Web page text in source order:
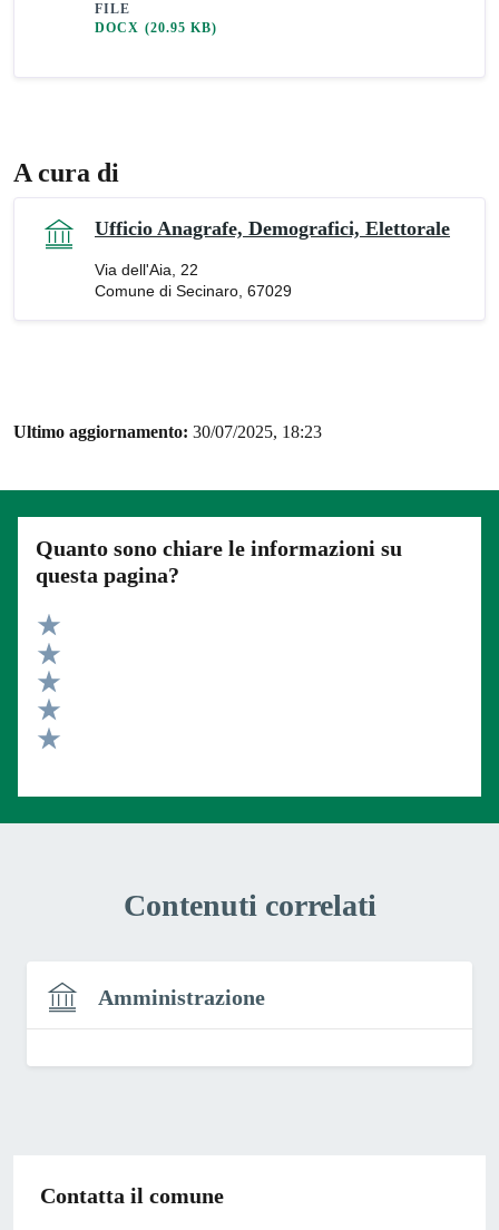
FILE
DOCX (20.95 KB)
A cura di
Ufficio Anagrafe, Demografici, Elettorale
Via dell'Aia, 22
Comune di Secinaro, 67029
Ultimo aggiornamento: 30/07/2025, 18:23
Quanto sono chiare le informazioni su
questa pagina?
Valuta 5 stelle su 5
Valuta 4 stelle su 5
Valuta 3 stelle su 5
Valuta 2 stelle su 5
Contenuti correlati
Amministrazione
Contatta il comune